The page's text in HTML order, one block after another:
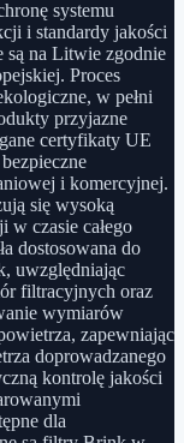
systemu
i standardy jakości
na Litwie zgodnie
Proces
w pełni
przyjazne
certyfikaty UE
i komercyjnej.
się wysoką
w czasie całego
dostosowana do
uwzględniając
filtracyjnych oraz
wymiarów
zapewniając
doprowadzanego
kontrolę jakości
dla